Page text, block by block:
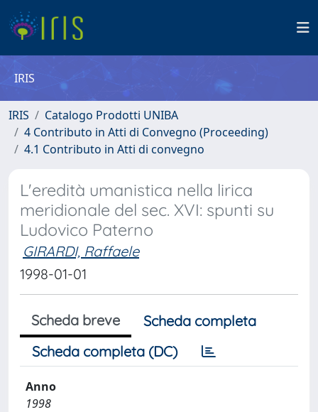
IRIS
IRIS
Catalogo Prodotti UNIBA
4 Contributo in Atti di Convegno (Proceeding)
4.1 Contributo in Atti di convegno
L'eredità umanistica nella lirica
meridionale del sec. XVI: spunti su
Ludovico Paterno
GIRARDI, Raffaele
1998-01-01
Scheda breve
Scheda completa
Scheda completa (DC)
Anno
1998